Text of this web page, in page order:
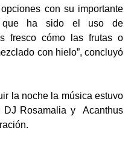
con su importante
que ha sido el uso de
fresco cómo las frutas o
con hielo”, concluyó
la noche la música estuvo
DJ Rosamalia y  Acanthus